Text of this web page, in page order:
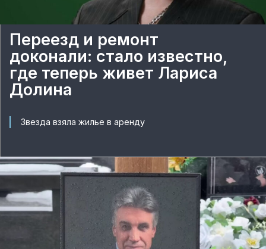
Переезд и ремонт
доконали: стало известно,
где теперь живет Лариса
Долина
Звезда взяла жилье в аренду